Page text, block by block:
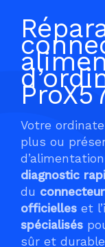
Votre
plus ou
diagnostic
du
officielles et
spécialisés
sûr et